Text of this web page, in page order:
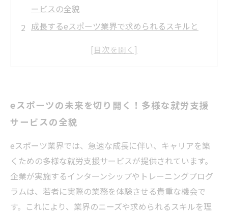
ービスの全貌
成長するeスポーツ業界で求められるスキルと
若者を支える！インターンシッププログラムと
築法
業界団体や学校が提供するセミナーで得られる
新たな挑戦者必見！就労支援サービスの役割と
重要性
eスポーツ業界でのキャリアを実現するためのス
テップ
eスポーツの未来を切り開く！多様な就労支援
サービスの全貌
eスポーツ業界では、急速な成長に伴い、キャリアを築
くための多様な就労支援サービスが提供されています。
企業が実施するインターンシップやトレーニングプログ
ラムは、若者に実際の業務を体験させる貴重な機会で
す。これにより、業界のニーズや求められるスキルを理